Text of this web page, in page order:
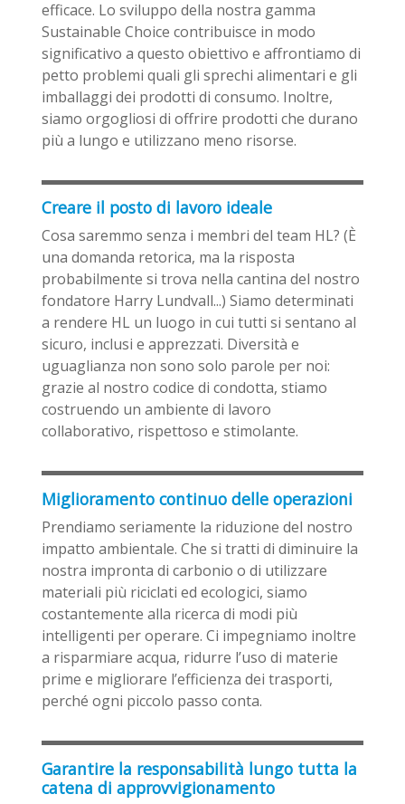
efficace. Lo sviluppo della nostra gamma
Sustainable Choice contribuisce in modo
significativo a questo obiettivo e affrontiamo di
petto problemi quali gli sprechi alimentari e gli
imballaggi dei prodotti di consumo. Inoltre,
siamo orgogliosi di offrire prodotti che durano
più a lungo e utilizzano meno risorse.
Creare il posto di lavoro ideale
Cosa saremmo senza i membri del team HL? (È
una domanda retorica, ma la risposta
probabilmente si trova nella cantina del nostro
fondatore Harry Lundvall...) Siamo determinati
a rendere HL un luogo in cui tutti si sentano al
sicuro, inclusi e apprezzati. Diversità e
uguaglianza non sono solo parole per noi:
grazie al nostro codice di condotta, stiamo
costruendo un ambiente di lavoro
collaborativo, rispettoso e stimolante.
Miglioramento continuo delle operazioni
Prendiamo seriamente la riduzione del nostro
impatto ambientale. Che si tratti di diminuire la
nostra impronta di carbonio o di utilizzare
materiali più riciclati ed ecologici, siamo
costantemente alla ricerca di modi più
intelligenti per operare. Ci impegniamo inoltre
a risparmiare acqua, ridurre l’uso di materie
prime e migliorare l’efficienza dei trasporti,
perché ogni piccolo passo conta.
Garantire la responsabilità lungo tutta la
catena di approvvigionamento